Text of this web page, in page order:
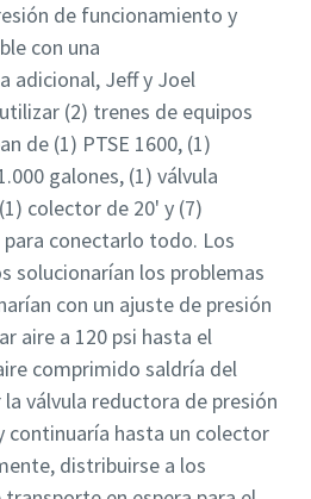
de funcionamiento y
con una
adicional, Jeff y Joel
(2) trenes de equipos
de (1) PTSE 1600, (1)
galones, (1) válvula
colector de 20' y (7)
conectarlo todo. Los
solucionarían los problemas
con un ajuste de presión
aire a 120 psi hasta el
comprimido saldría del
válvula reductora de presión
continuaría hasta un colector
distribuirse a los